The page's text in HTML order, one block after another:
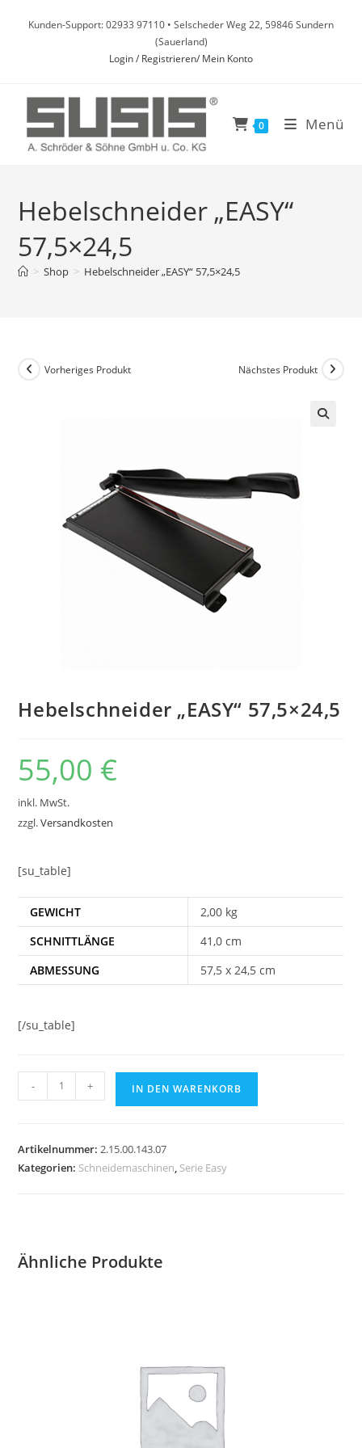
InhaltKunden-Support: 02933 97110 • Selscheder Weg 22, 59846 Sundern
(Sauerland)
Login / Registrieren/ Mein Konto
0 Menü
Hebelschneider „EASY“
57,5×24,5
> Shop > Hebelschneider „EASY“ 57,5×24,5
Vorheriges Produkt Nächstes Produkt
Hebelschneider „EASY“ 57,5×24,5
55,00 €
inkl. MwSt.
zzgl.Versandkosten
[su_table]
GEWICHT
2,00 kg
SCHNITTLÄNGE
41,0 cm
ABMESSUNG
57,5 x 24,5 cm
[/su_table]
Hebelschneider
"EASY"
- + IN DEN WARENKORB
Artikelnummer:2.15.00.143.07
Kategorien: Schneidemaschinen, Serie Easy
Ähnliche Produkte